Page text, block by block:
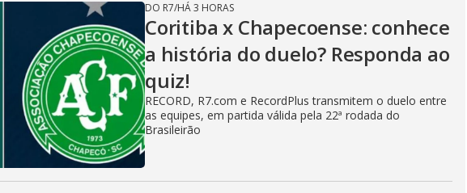
DO R7/HÁ 3 HORAS
Coritiba x Chapecoense: conhece
a história do duelo? Responda ao
quiz!
RECORD, R7.com e RecordPlus transmitem o duelo entre
as equipes, em partida válida pela 22ª rodada do
Brasileirão